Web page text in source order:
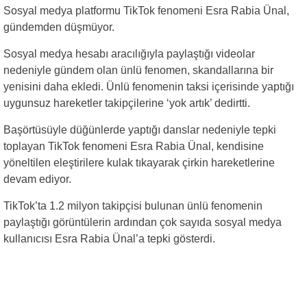
Sosyal medya platformu TikTok fenomeni Esra Rabia Ünal,
gündemden düşmüyor.
Sosyal medya hesabı aracılığıyla paylaştığı videolar
nedeniyle gündem olan ünlü fenomen, skandallarına bir
yenisini daha ekledi. Ünlü fenomenin taksi içerisinde yaptığı
uygunsuz hareketler takipçilerine ‘yok artık’ dedirtti.
Başörtüsüyle düğünlerde yaptığı danslar nedeniyle tepki
toplayan TikTok fenomeni Esra Rabia Ünal, kendisine
yöneltilen eleştirilere kulak tıkayarak çirkin hareketlerine
devam ediyor.
TikTok’ta 1.2 milyon takipçisi bulunan ünlü fenomenin
paylaştığı görüntülerin ardından çok sayıda sosyal medya
kullanıcısı Esra Rabia Ünal’a tepki gösterdi.